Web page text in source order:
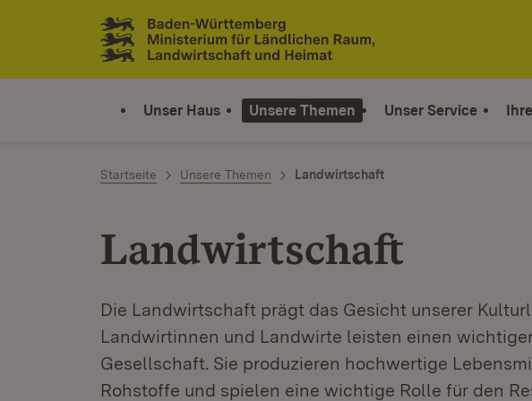
Zum Inhalt springen
Link zur Startseite
Unser Haus Unsere Themen Unser Service
Startseite Unsere Themen Landwirtschaft
Landwirtschaft
Die Landwirtschaft prägt das Gesicht unserer
Landwirtinnen und Landwirte leisten einen
Gesellschaft. Sie produzieren hochwertige
Rohstoffe und spielen eine wichtige Rolle für den